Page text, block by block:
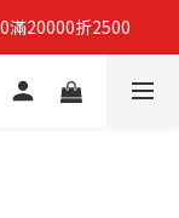
物禮金
滿20000折2500
物禮金